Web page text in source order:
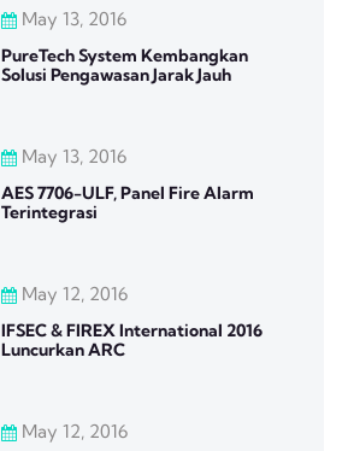
May 13, 2016
PureTech System Kembangkan
Solusi Pengawasan Jarak Jauh
May 13, 2016
AES 7706-ULF, Panel Fire Alarm
Terintegrasi
May 12, 2016
IFSEC & FIREX International 2016
Luncurkan ARC
May 12, 2016